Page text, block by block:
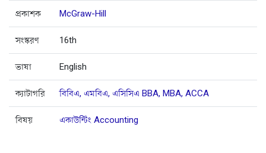
প্রকাশক McGraw-Hill
সংস্করণ 16th
ভাষা English
ক্যাটাগরি বিবিএ, এমবিএ, এসিসিএ BBA, MBA, ACCA
বিষয় একাউন্টিং Accounting